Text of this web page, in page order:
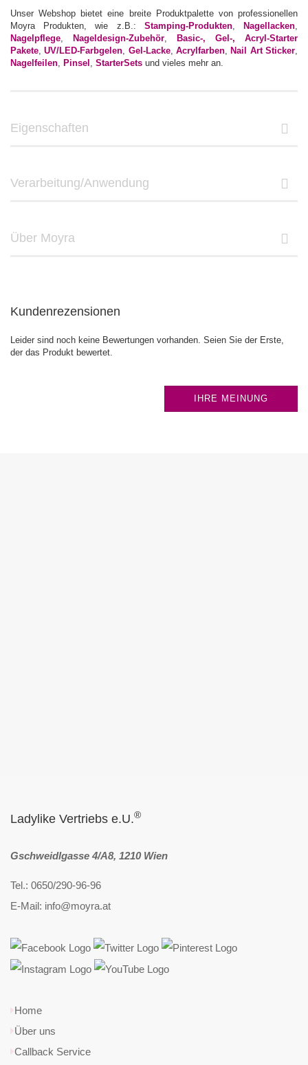
Unser Webshop bietet eine breite Produktpalette von professionellen
Moyra Produkten, wie z.B.: Stamping-Produkten, Nagellacken
Nagelpflege
Nageldesign-Zubehör
Basic-, Gel-, Acryl-Starter
Pakete ,UV/LED-Farbgelen Gel-Lacke,Acrylfarben ,Nail Art Sticker
Nagelfeilen Pinsel StarterSets und vieles mehr an.
Eigenschaften
Verarbeitung/Anwendung
Über Moyra
Kundenrezensionen
Leider sind noch keine Bewertungen vorhanden. Seien Sie der Erste,
der das Produkt bewertet.
IHRE MEINUNG
Ladylike Vertriebs e.U.®
Gschweidlgasse 4/A8, 1210 Wien
Tel.: 0650/290-96-96
E-Mail: info@moyra.at
Home
Über uns
Callback Service